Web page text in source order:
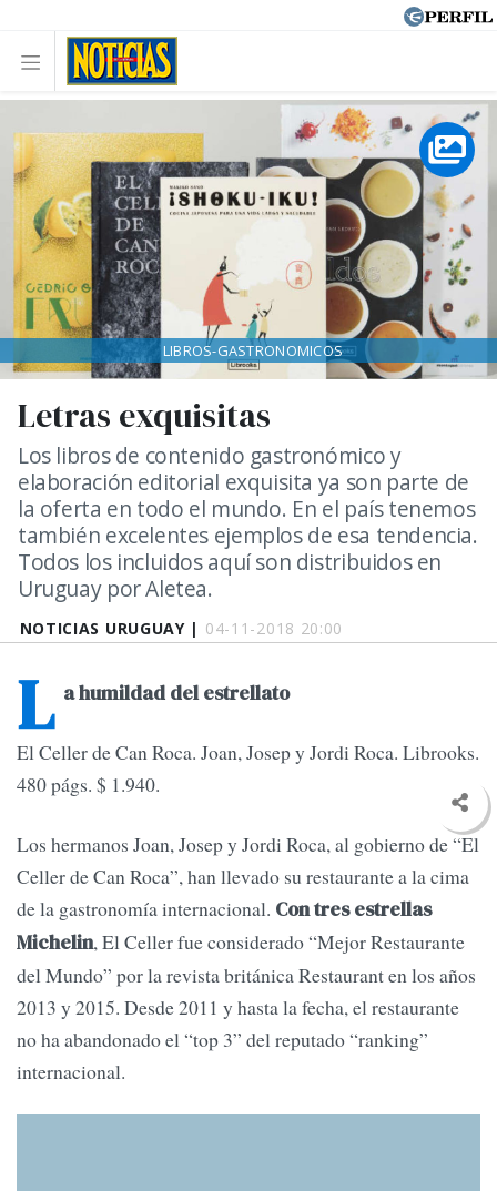
NOTICIAS URUGUAY | 04-11-2018 20:00
Letras exquisitas
Los libros de contenido gastronómico y
elaboración editorial exquisita ya son parte de
la oferta en todo el mundo. En el país tenemos
también excelentes ejemplos de esa tendencia.
Todos los incluidos aquí son distribuidos en
Uruguay por Aletea.
LIBROS-GASTRONOMICOS
L a humildad del estrellato
El Celler de Can Roca. Joan, Josep y Jordi Roca. Librooks.
480 págs. $ 1.940.
Los hermanos Joan, Josep y Jordi Roca, al gobierno de “El
Celler de Can Roca”, han llevado su restaurante a la cima
de la gastronomía internacional. Con tres estrellas
Michelin, El Celler fue considerado “Mejor Restaurante
del Mundo” por la revista británica Restaurant en los años
2013 y 2015. Desde 2011 y hasta la fecha, el restaurante
no ha abandonado el “top 3” del reputado “ranking”
internacional.